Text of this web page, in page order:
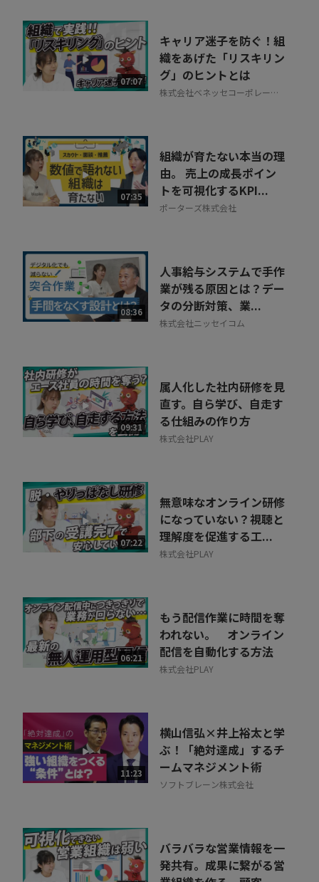
07:07
キャリア迷子を防ぐ！組
織をあげた「リスキリン
グ」のヒントとは
株式会社ベネッセコーポレーシ
07:35
組織が育たない本当の理
由。 売上の成長ポイン
トを可視化するKPI...
ポーターズ株式会社
08:36
人事給与システムで手作
業が残る原因とは？デー
タの分断対策、業...
株式会社ニッセイコム
09:31
属人化した社内研修を見
直す。自ら学び、自走す
る仕組みの作り方
株式会社PLAY
07:22
無意味なオンライン研修
になっていない？視聴と
理解度を促進する工...
株式会社PLAY
06:21
もう配信作業に時間を奪
われない。 オンライン
配信を自動化する方法
株式会社PLAY
11:23
横山信弘×井上裕太と学
ぶ！「絶対達成」するチ
ームマネジメント術
ソフトブレーン株式会社
バラバラな営業情報を一
発共有。成果に繋がる営